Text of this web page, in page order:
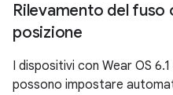
Rilevamento del fuso
posizione
I dispositivi con Wear OS
possono impostare